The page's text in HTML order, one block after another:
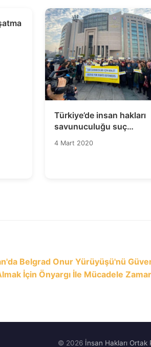
Türkiye’de insan hakları
savunuculuğu suç
olmaktan çıkarılmalıdır!
4 Mart 2020
Belgrad Onur Yürüyüşü'nü
İçin Önyargı İle Mücadele
© 2026 İnsan Hakları Ortak